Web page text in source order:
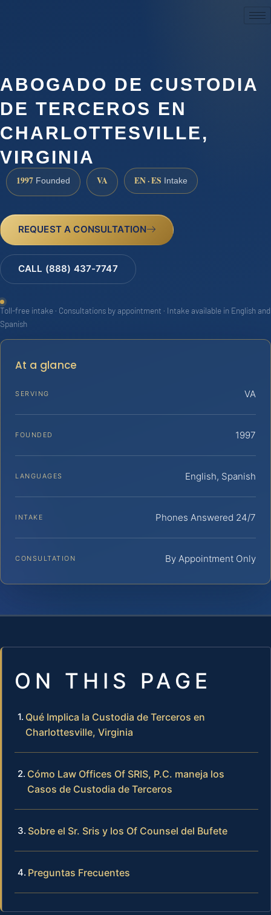
ABOGADO DE CUSTODIA
DE TERCEROS EN
CHARLOTTESVILLE,
VIRGINIA
1997 Founded VA EN · ES Intake
REQUEST A CONSULTATION
CALL (888) 437-7747
Toll-free intake · Consultations by appointment · Intake available in English and
Spanish
At a glance
SERVING VA
FOUNDED 1997
LANGUAGES English, Spanish
INTAKE Phones Answered 24/7
CONSULTATION By Appointment Only
ON THIS PAGE
Qué Implica la Custodia de Terceros en
Charlottesville, Virginia
Cómo Law Offices Of SRIS, P.C. maneja los
Casos de Custodia de Terceros
Sobre el Sr. Sris y los Of Counsel del Bufete
Preguntas Frecuentes